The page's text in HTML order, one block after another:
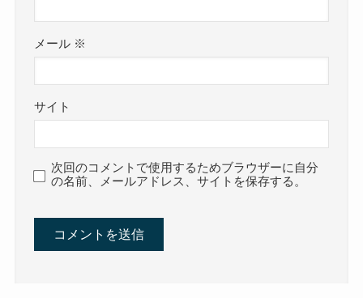
メール ※
サイト
次回のコメントで使用するためブラウザーに自分
の名前、メールアドレス、サイトを保存する。